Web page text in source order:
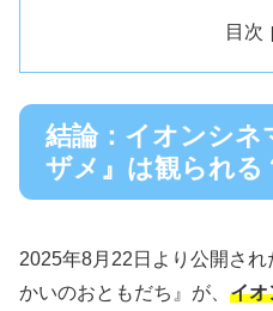
目次
結論：イオンシ
ザメ』は観られる
2025年8月22日より公開さ
かいのおともだち』が、 イオ